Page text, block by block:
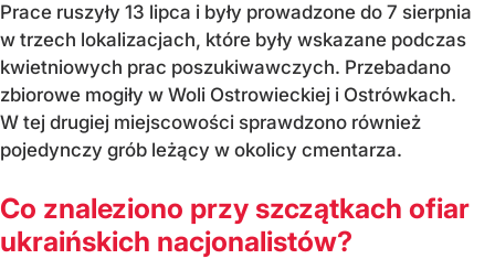
Prace ruszyły 13 lipca i były prowadzone do 7 sierpnia
w trzech lokalizacjach, które były wskazane podczas
kwietniowych prac poszukiwawczych. Przebadano
zbiorowe mogiły w Woli Ostrowieckiej i Ostrówkach.
W tej drugiej miejscowości sprawdzono również
pojedynczy grób leżący w okolicy cmentarza.
Co znaleziono przy szczątkach ofiar
ukraińskich nacjonalistów?